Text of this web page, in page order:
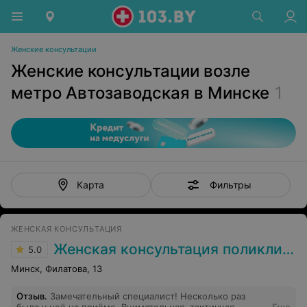
Женские консультации
Женские консультации возле
метро Автозаводская в Минске 1
Карта Фильтры
ЖЕНСКАЯ КОНСУЛЬТАЦИЯ
5.0 Женская консультация поликлиники №21
Минск, Филатова, 13
Отзыв. Замечательный специалист! Несколько раз